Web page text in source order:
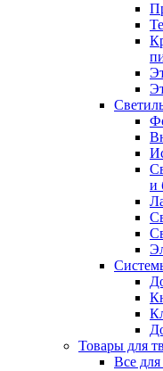
и
Товары для
Все